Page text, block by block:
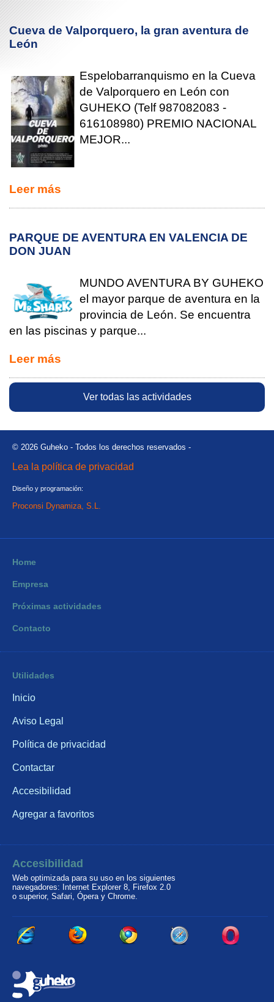
Cueva de Valporquero, la gran aventura de
León
Espelobarranquismo en la Cueva
de Valporquero en León con
GUHEKO (Telf 987082083 -
616108980) PREMIO NACIONAL
MEJOR...
Leer más
PARQUE DE AVENTURA EN VALENCIA DE
DON JUAN
MUNDO AVENTURA BY GUHEKO
el mayor parque de aventura en la
provincia de León. Se encuentra
en las piscinas y parque...
Leer más
Ver todas las actividades
© 2026 Guheko - Todos los derechos reservados -
Lea la política de privacidad
Diseño y programación:
Proconsi Dynamiza, S.L.
Home
Empresa
Próximas actividades
Contacto
Utilidades
Inicio
Aviso Legal
Política de privacidad
Contactar
Accesibilidad
Agregar a favoritos
Accesibilidad
Web optimizada para su uso en los siguientes
navegadores: Internet Explorer 8, Firefox 2.0
o superior, Safari, Ópera y Chrome.